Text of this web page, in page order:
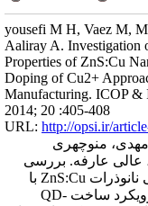
yousefi M H, Vaez M,
Aaliray A. Investigation
Properties of ZnS:Cu
Doping of Cu2+
Manufacturing. ICOP
2014; 20 :405-408
URL: http://opsi.ir/
منوچهری
عارفه. بررسی
ویژگی های نوری و الکتریکی نانوذرات ZnS:Cu با
درصد آلایش مناسب Cu با رویکرد ساخت QD-